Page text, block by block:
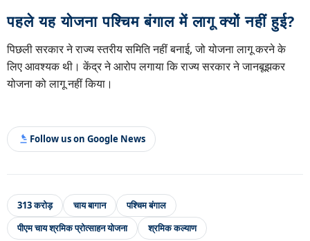
पहले यह योजना पश्चिम बंगाल में लागू क्यों नहीं हुई?
पिछली सरकार ने राज्य स्तरीय समिति नहीं बनाई, जो योजना लागू करने के
लिए आवश्यक थी। केंद्र ने आरोप लगाया कि राज्य सरकार ने जानबूझकर
योजना को लागू नहीं किया।
Follow us on Google News
313 करोड़ चाय बागान
पश्चिम बंगाल
पीएम चाय श्रमिक प्रोत्साहन योजना
श्रमिक कल्याण